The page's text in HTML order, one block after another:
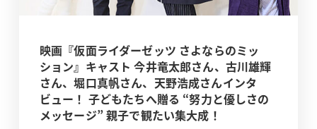
映画『仮面ライダーゼッツ さよならのミッ
ション』キャスト 今井竜太郎さん、古川雄輝
さん、堀口真帆さん、天野浩成さんインタ
ビュー！ 子どもたちへ贈る “努力と優しさの
メッセージ” 親子で観たい集大成！